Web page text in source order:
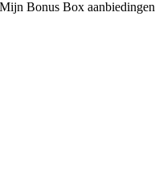
Bonus Box aanbiedingen